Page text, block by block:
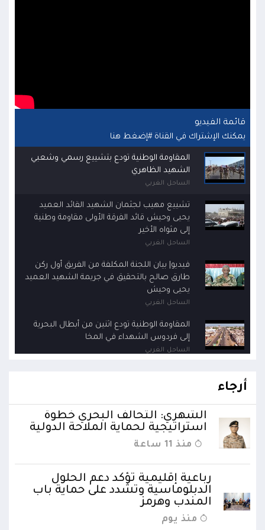
قائمة الفيديو
يمكنك الإشتراك في القناة#إضغط هنا
المقاومة الوطنية تودع بتشييع رسمي وشعبي
الشهيد الظاهري
الساحل الغربي
تشييع مهيب لجثمان الشهيد القائد العميد
يحيى وحيش قائد الفرقة الأولى مقاومة وطنية
إلى مثواه الأخير
الساحل الغربي
فيديو| بيان اللجنة المكلفة من الفريق أول ركن
طارق صالح بالتحقيق في جريمة الشهيد العميد
يحيى وحيش
الساحل الغربي
المقاومة الوطنية تودع اثنين من أبطال البحرية
إلى فردوس الشهداء في المخا
الساحل الغربي
أرجاء
الشهري: التحالف البحري خطوة
استراتيجية لحماية الملاحة الدولية
منذ 11 ساعة
رباعية إقليمية تؤكد دعم الحلول
الدبلوماسية وتشدد على حماية باب
المندب وهرمز
منذ يوم